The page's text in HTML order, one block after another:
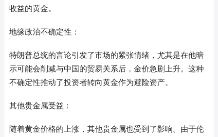
收益的黄金。
地缘政治不确定性：
特朗普总统的言论引发了市场的紧张情绪，尤其是在他暗
示可能会削减与中国的贸易关系后，金价急剧上升。这种
不确定性推动了投资者转向黄金作为避险资产。
其他贵金属受益：
随着黄金价格的上涨，其他贵金属也受到了影响。由于伦